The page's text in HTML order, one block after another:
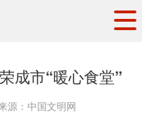
地方交流
文明创建
成市“暖心食堂”
源： 中国文明网